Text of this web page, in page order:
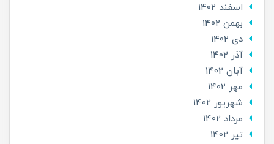
اسفند 1402
بهمن 1402
دی 1402
آذر 1402
آبان 1402
مهر 1402
شهریور 1402
مرداد 1402
تير 1402